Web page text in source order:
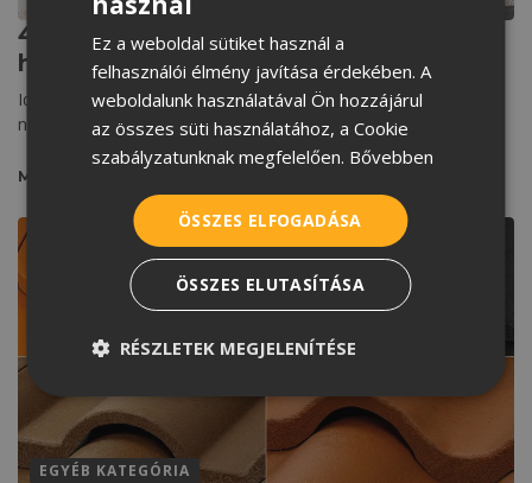
4 tipp, hogy a tető alatt ne kelljen
hőségriadót fújni
Idén sokáig váratott minket a nyár, de végre örülhetünk a
napsütéses időnek. A kinti hőmérséklet
MEGNÉZEM
EGYÉB KATEGÓRIA
SERBIAN
Ez a weboldal sütiket használ a
felhasználói élmény javítása érdekében. A
weboldalunk használatával Ön hozzájárul
az összes süti használatához, a Cookie
szabályzatunknak megfelelően. Bővebben
ÖSSZES ELFOGADÁSA
ÖSSZES ELUTASÍTÁSA
RÉSZLETEK MEGJELENÍTÉSE